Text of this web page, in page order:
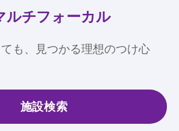
チフォーカル
も、見つかる理想のつけ心
施設検索